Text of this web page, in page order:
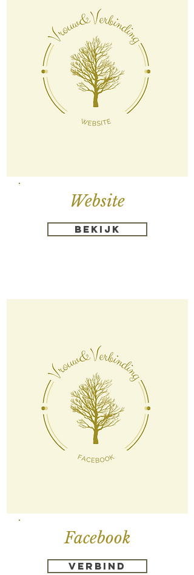
Website
Bekijk
Facebook
Verbind